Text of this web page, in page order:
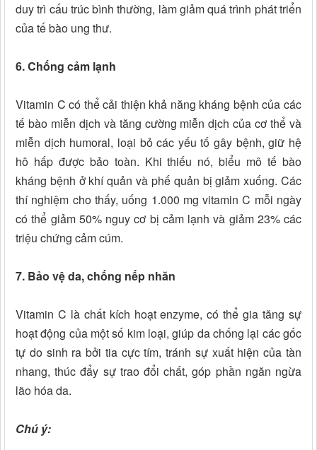
duy trì cấu trúc bình thường, làm giảm quá trình phát triển
của tế bào ung thư.
6. Chống cảm lạnh
Vitamin C có thể cải thiện khả năng kháng bệnh của các
tế bào miễn dịch và tăng cường miễn dịch của cơ thể và
miễn dịch humoral, loại bỏ các yếu tố gây bệnh, giữ hệ
hô hấp được bảo toàn. Khi thiếu nó, biểu mô tế bào
kháng bệnh ở khí quản và phế quản bị giảm xuống. Các
thí nghiệm cho thấy, uống 1.000 mg vitamin C mỗi ngày
có thể giảm 50% nguy cơ bị cảm lạnh và giảm 23% các
triệu chứng cảm cúm.
7. Bảo vệ da, chống nếp nhăn
Vitamin C là chất kích hoạt enzyme, có thể gia tăng sự
hoạt động của một số kim loại, giúp da chống lại các gốc
tự do sinh ra bởi tia cực tím, tránh sự xuất hiện của tàn
nhang, thúc đẩy sự trao đổi chất, góp phần ngăn ngừa
lão hóa da.
Chú ý: